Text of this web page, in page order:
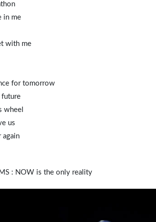
in me
with me
for tomorrow
future
wheel
us
again
: NOW is the only reality